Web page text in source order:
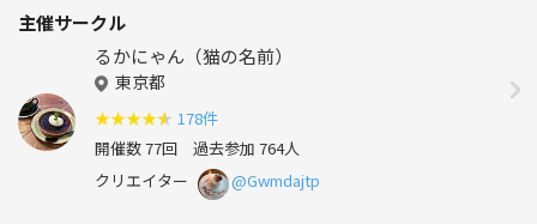
主催サークル
るかにゃん（猫の名前）
東京都
★★★★★ 178件
開催数 77回 過去参加 764人
クリエイター
@Gwmdajtp